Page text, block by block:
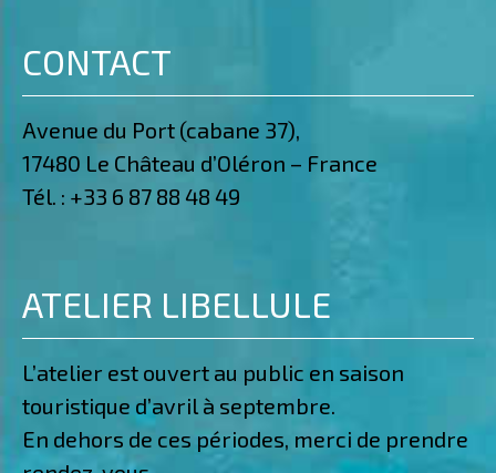
CONTACT
Avenue du Port (cabane 37),
17480 Le Château d’Oléron – France
Tél. : +33 6 87 88 48 49
ATELIER LIBELLULE
L’atelier est ouvert au public en saison
touristique d’avril à septembre.
En dehors de ces périodes, merci de prendre